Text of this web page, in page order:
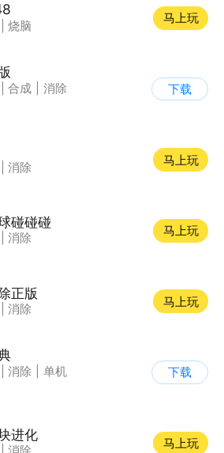
烧脑
马上玩
合成
消除
下载
消除
马上玩
碰碰碰
消除
马上玩
正版
消除
马上玩
消除
单机
下载
进化
马上玩